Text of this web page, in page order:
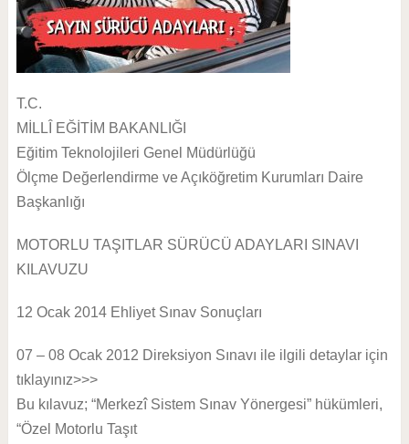
T.C.
MİLLÎ EĞİTİM BAKANLIĞI
Eğitim Teknolojileri Genel Müdürlüğü
Ölçme Değerlendirme ve Açıköğretim Kurumları Daire
Başkanlığı
MOTORLU TAŞITLAR SÜRÜCÜ ADAYLARI SINAVI
KILAVUZU
12 Ocak 2014 Ehliyet Sınav Sonuçları
07 – 08 Ocak 2012 Direksiyon Sınavı ile ilgili detaylar için
tıklayınız>>>
Bu kılavuz; “Merkezî Sistem Sınav Yönergesi” hükümleri,
“Özel Motorlu Taşıt